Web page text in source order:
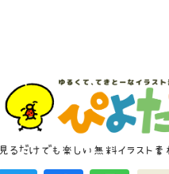
見るだけでも楽しい無料イラスト素